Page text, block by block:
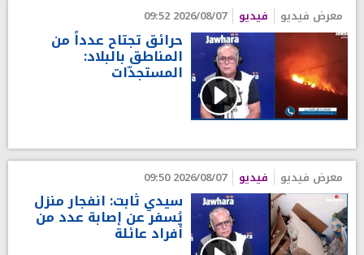
معرض فيديو فيديو 2026/08/07 09:52
حرائق تجتاح عدداً من
المناطق بالبلاد:
المستجدّات
معرض فيديو فيديو 2026/08/07 09:50
سيدي ثابت: انفجار منزل
يُسفر عن إصابة عدد من
أفراد عائلة